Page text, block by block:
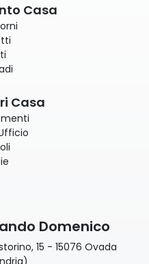
Casa
Casa
Domenico
15 - 15076 Ovada